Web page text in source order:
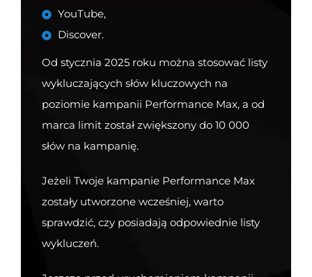
YouTube,
Discover.
Od stycznia 2025 roku można stosować listy
wykluczających słów kluczowych na
poziomie kampanii Performance Max, a od
marca limit został zwiększony do 10 000
słów na kampanię.
Jeżeli Twoje kampanie Performance Max
zostały utworzone wcześniej, warto
sprawdzić, czy posiadają odpowiednie listy
wykluczeń.